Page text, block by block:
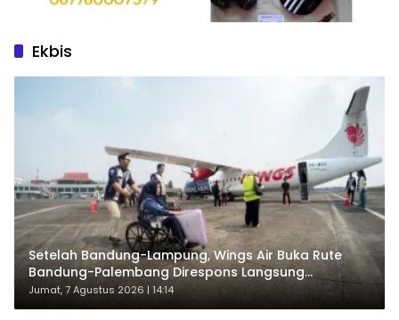
Ekbis
Setelah Bandung-Lampung, Wings Air Buka Rute
Bandung-Palembang Direspons Langsung
Penumpang
Jumat, 7 Agustus 2026 | 14:14